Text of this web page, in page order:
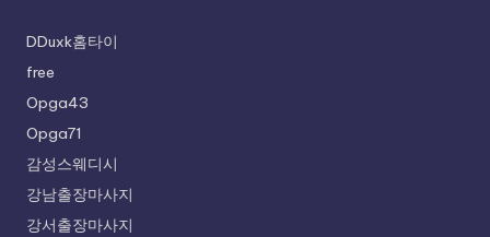
DDuxk홈타이
free
Opga43
Opga71
감성스웨디시
강남출장마사지
강서출장마사지